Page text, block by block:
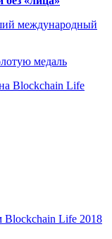
международный
медаль
Blockchain Life
Blockchain Life 2018